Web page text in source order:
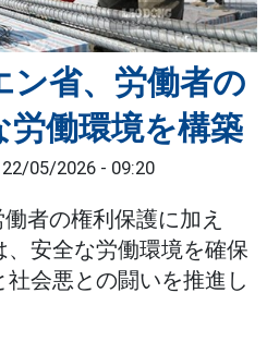
ン省、労働者の
労働環境を構築
22/05/2026 - 09:20
働者の権利保護に加え
安全な労働環境を確保
会悪との闘いを推進し